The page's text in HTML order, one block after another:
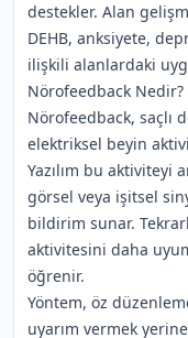
destekler. Alan
DEHB, anksiyete,
ilişkili alanlardaki
Nörofeedback Nedir?
Nörofeedback, saçlı
elektriksel beyin
Yazılım bu aktiviteyi
görsel veya işitsel
bildirim sunar.
aktivitesini daha
öğrenir.
Yöntem, öz
uyarım vermek